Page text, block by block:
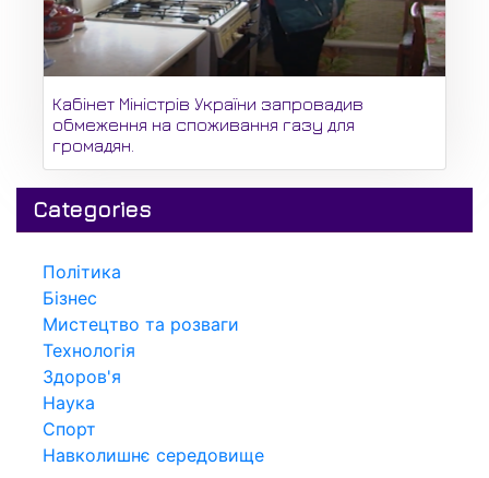
Кабінет Міністрів України запровадив
обмеження на споживання газу для
громадян.
Categories
Політика
Бізнес
Мистецтво та розваги
Технологія
Здоров'я
Наука
Спорт
Навколишнє середовище